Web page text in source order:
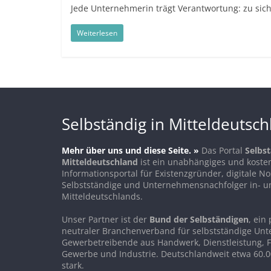
Jede Unternehmerin trägt Verantwortung: zu
Weiterlesen
Selbständig in
Mehr über uns und diese Seite. » Das Portal
Mitteldeutschland ist ein unabhängiges und
Informationsportal für Existenzgründer, digitale
Selbstständige und Unternehmensnachfolger in-
Mitteldeutschlands.
Unser Partner ist der Bund der Selbständigen, ein
neutraler Branchenverband für selbstständige
Gewerbetreibende aus Handwerk, Dienstleistung,
Gewerbe und Industrie. Deutschlandweit etwa
stark.